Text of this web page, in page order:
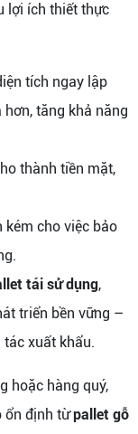
lợi ích thiết thực
tích ngay lập
tăng khả năng
thành tiền mặt,
kém cho việc bảo
tái sử dụng,
triển bền vững –
xuất khẩu.
hoặc hàng quý,
ổn định từpallet gỗ